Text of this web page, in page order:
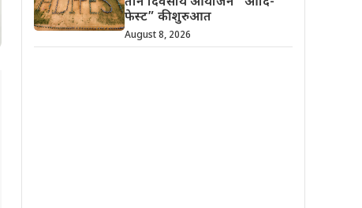
फेस्ट” की शुरुआत
August 8, 2026